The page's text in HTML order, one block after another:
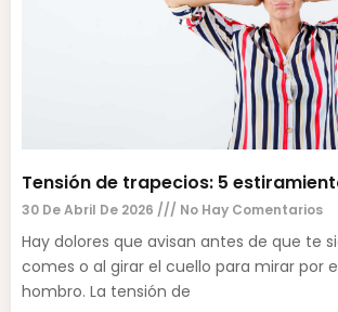
Tensión de trapecios: 5
30 De Abril De 2026 No Hay Comentarios
Hay dolores que avisan antes de que te
comes o al girar el cuello para mirar por
hombro. La tensión de